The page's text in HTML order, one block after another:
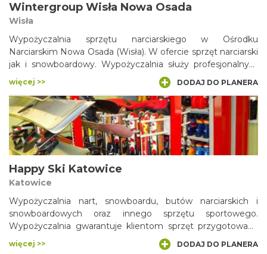
Wintergroup Wisła Nowa Osada
Wisła
Wypożyczalnia sprzętu narciarskiego w Ośrodku
Narciarskim Nowa Osada (Wisła). W ofercie sprzęt narciarski
jak i snowboardowy. Wypożyczalnia służy profesjonalnym
doradztwem w sprawie doboru nart i wszelkiego sprzętu,
szafkami depozytowymi w których można zostawić
wszelkie kosztowności, serwisem sprzętu narciarskiego,
częściami zamiennymi do snowboardów.
więcej >> DODAJ DO PLANERA
Happy Ski Katowice
Katowice
Wypożyczalnia nart, snowboardu, butów narciarskich i
snowboardowych oraz innego sprzętu sportowego.
Wypożyczalnia gwarantuje klientom sprzęt przygotowany
do jazdy, sprawdzony i bezpieczny. Można tu nabyć sprzęt
znanych marek.
więcej >> DODAJ DO PLANERA